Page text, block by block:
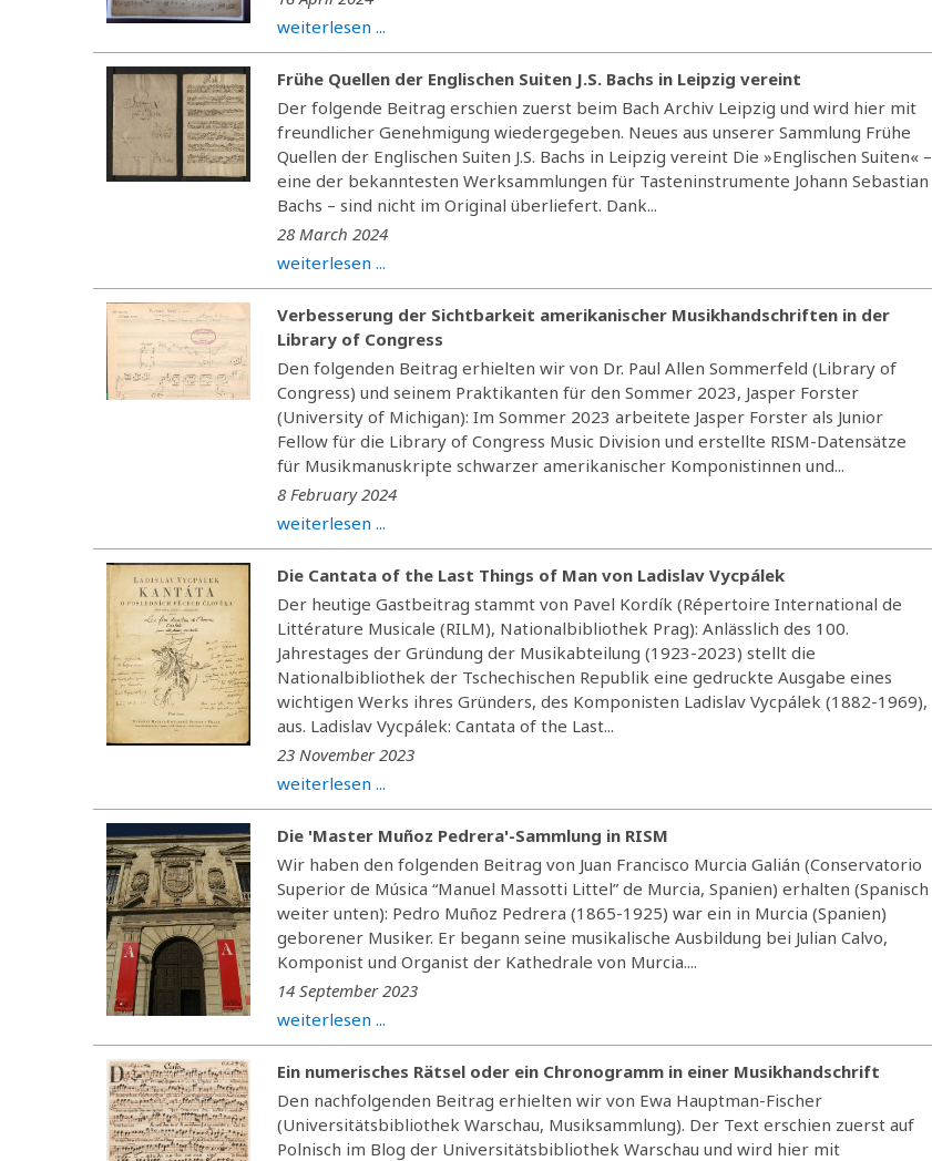
weiterlesen ...
Frühe Quellen der Englischen Suiten J.S. Bachs in Leipzig vereint
Der folgende Beitrag erschien zuerst beim Bach Archiv Leipzig und wird hier mit
freundlicher Genehmigung wiedergegeben. Neues aus unserer Sammlung Frühe
Quellen der Englischen Suiten J.S. Bachs in Leipzig vereint Die »Englischen Suiten« –
eine der bekanntesten Werksammlungen für Tasteninstrumente Johann Sebastian
Bachs – sind nicht im Original überliefert. Dank...
28 March 2024
weiterlesen ...
Verbesserung der Sichtbarkeit amerikanischer Musikhandschriften in der
Library of Congress
Den folgenden Beitrag erhielten wir von Dr. Paul Allen Sommerfeld (Library of
Congress) und seinem Praktikanten für den Sommer 2023, Jasper Forster
(University of Michigan): Im Sommer 2023 arbeitete Jasper Forster als Junior
Fellow für die Library of Congress Music Division und erstellte RISM-Datensätze
für Musikmanuskripte schwarzer amerikanischer Komponistinnen und...
8 February 2024
weiterlesen ...
Die Cantata of the Last Things of Man von Ladislav Vycpálek
Der heutige Gastbeitrag stammt von Pavel Kordík (Répertoire International de
Littérature Musicale (RILM), Nationalbibliothek Prag): Anlässlich des 100.
Jahrestages der Gründung der Musikabteilung (1923-2023) stellt die
Nationalbibliothek der Tschechischen Republik eine gedruckte Ausgabe eines
wichtigen Werks ihres Gründers, des Komponisten Ladislav Vycpálek (1882-1969),
aus. Ladislav Vycpálek: Cantata of the Last...
23 November 2023
weiterlesen ...
Die 'Master Muñoz Pedrera'-Sammlung in RISM
Wir haben den folgenden Beitrag von Juan Francisco Murcia Galián (Conservatorio
Superior de Música “Manuel Massotti Littel” de Murcia, Spanien) erhalten (Spanisch
weiter unten): Pedro Muñoz Pedrera (1865-1925) war ein in Murcia (Spanien)
geborener Musiker. Er begann seine musikalische Ausbildung bei Julian Calvo,
Komponist und Organist der Kathedrale von Murcia....
14 September 2023
weiterlesen ...
Ein numerisches Rätsel oder ein Chronogramm in einer Musikhandschrift
Den nachfolgenden Beitrag erhielten wir von Ewa Hauptman-Fischer
(Universitätsbibliothek Warschau, Musiksammlung). Der Text erschien zuerst auf
Polnisch im Blog der Universitätsbibliothek Warschau und wird hier mit